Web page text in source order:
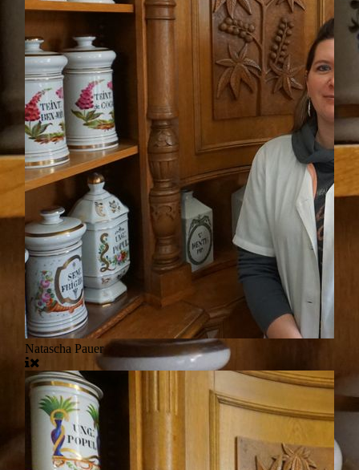
Natascha Pauer